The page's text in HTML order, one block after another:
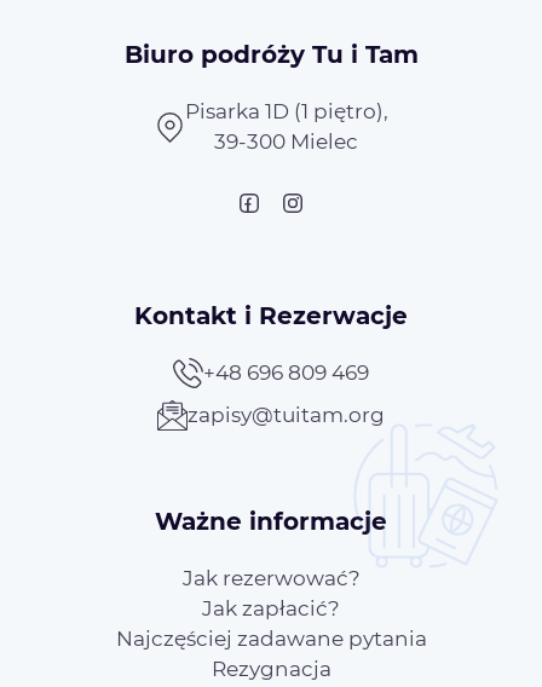
Biuro podróży Tu i Tam
Pisarka 1D (1 piętro),
39-300 Mielec
Kontakt i Rezerwacje
+48 696 809 469
zapisy@tuitam.org
Ważne informacje
Jak rezerwować?
Jak zapłacić?
Najczęściej zadawane pytania
Rezygnacja